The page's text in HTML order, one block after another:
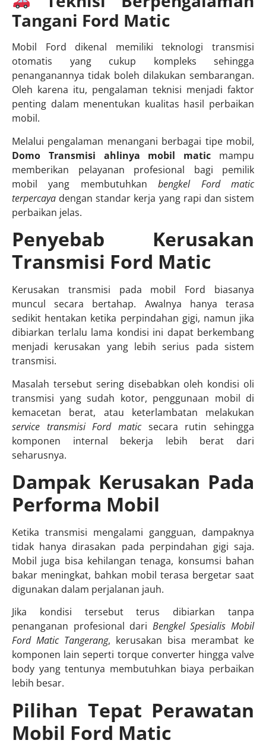
Tangani Ford Matic
Mobil Ford dikenal memiliki teknologi transmisi
otomatis yang cukup kompleks sehingga
penanganannya tidak boleh dilakukan sembarangan.
Oleh karena itu, pengalaman teknisi menjadi faktor
penting dalam menentukan kualitas hasil perbaikan
mobil.
Melalui pengalaman menangani berbagai tipe mobil,
Domo Transmisi ahlinya mobil matic mampu
memberikan pelayanan profesional bagi pemilik
mobil yang membutuhkanbengkel Ford matic
terpercaya dengan standar kerja yang rapi dan sistem
perbaikan jelas.
Penyebab Kerusakan
Transmisi Ford Matic
Kerusakan transmisi pada mobil Ford biasanya
muncul secara bertahap. Awalnya hanya terasa
sedikit hentakan ketika perpindahan gigi, namun jika
dibiarkan terlalu lama kondisi ini dapat berkembang
menjadi kerusakan yang lebih serius pada sistem
transmisi.
Masalah tersebut sering disebabkan oleh kondisi oli
transmisi yang sudah kotor, penggunaan mobil di
kemacetan berat, atau keterlambatan melakukan
service transmisi Ford maticsecara rutin sehingga
komponen internal bekerja lebih berat dari
seharusnya.
Dampak Kerusakan Pada
Performa Mobil
Ketika transmisi mengalami gangguan, dampaknya
tidak hanya dirasakan pada perpindahan gigi saja.
Mobil juga bisa kehilangan tenaga, konsumsi bahan
bakar meningkat, bahkan mobil terasa bergetar saat
digunakan dalam perjalanan jauh.
Jika kondisi tersebut terus dibiarkan tanpa
penanganan profesional dari Bengkel Spesialis Mobil
Ford Matic Tangerang, kerusakan bisa merambat ke
komponen lain seperti torque converter hingga valve
body yang tentunya membutuhkan biaya perbaikan
lebih besar.
Pilihan Tepat Perawatan
Mobil Ford Matic